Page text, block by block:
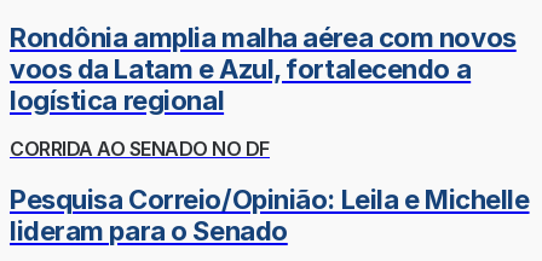
Rondônia amplia malha aérea com novos
voos da Latam e Azul, fortalecendo a
logística regional
CORRIDA AO SENADO NO DF
Pesquisa Correio/Opinião: Leila e Michelle
lideram para o Senado